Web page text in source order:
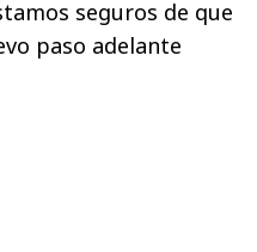
seguros de que
paso adelante